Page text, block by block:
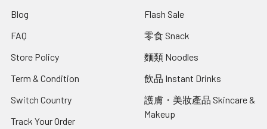
Blog
FAQ
Store Policy
Term & Condition
Switch Country
Track Your Order
Flash Sale
零食 Snack
麵類 Noodles
飲品 Instant Drinks
護膚・美妝產品 Skincare &
Makeup